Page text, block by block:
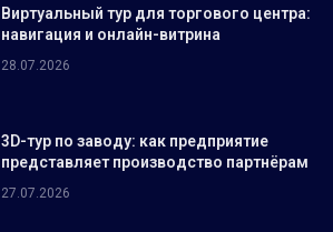
Виртуальный тур для торгового центра:
навигация и онлайн-витрина
28.07.2026
3D-тур по заводу: как предприятие
представляет производство партнёрам
27.07.2026